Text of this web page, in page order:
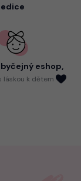
edice
eshop,
láskou k dětem